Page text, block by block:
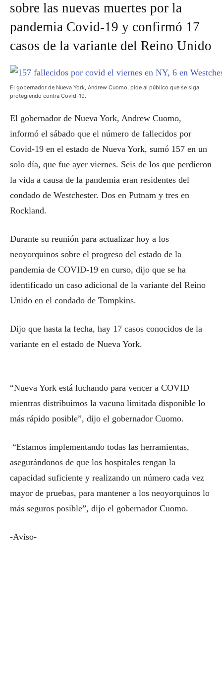
sobre las nuevas muertes por la
pandemia Covid-19 y confirmó 17
casos de la variante del Reino Unido
El gobernador de Nueva York, Andrew Cuomo, pide al público que se siga
protegiendo contra Covid-19.
El gobernador de Nueva York, Andrew Cuomo,
informó el sábado que el número de fallecidos por
Covid-19 en el estado de Nueva York, sumó 157 en un
solo día, que fue ayer viernes. Seis de los que perdieron
la vida a causa de la pandemia eran residentes del
condado de Westchester. Dos en Putnam y tres en
Rockland.
Durante su reunión para actualizar hoy a los
neoyorquinos sobre el progreso del estado de la
pandemia de COVID-19 en curso, dijo que se ha
identificado un caso adicional de la variante del Reino
Unido en el condado de Tompkins.
Dijo que hasta la fecha, hay 17 casos conocidos de la
variante en el estado de Nueva York.
“Nueva York está luchando para vencer a COVID
mientras distribuimos la vacuna limitada disponible lo
más rápido posible”, dijo el gobernador Cuomo.
“Estamos implementando todas las herramientas,
asegurándonos de que los hospitales tengan la
capacidad suficiente y realizando un número cada vez
mayor de pruebas, para mantener a los neoyorquinos lo
más seguros posible”, dijo el gobernador Cuomo.
-Aviso-